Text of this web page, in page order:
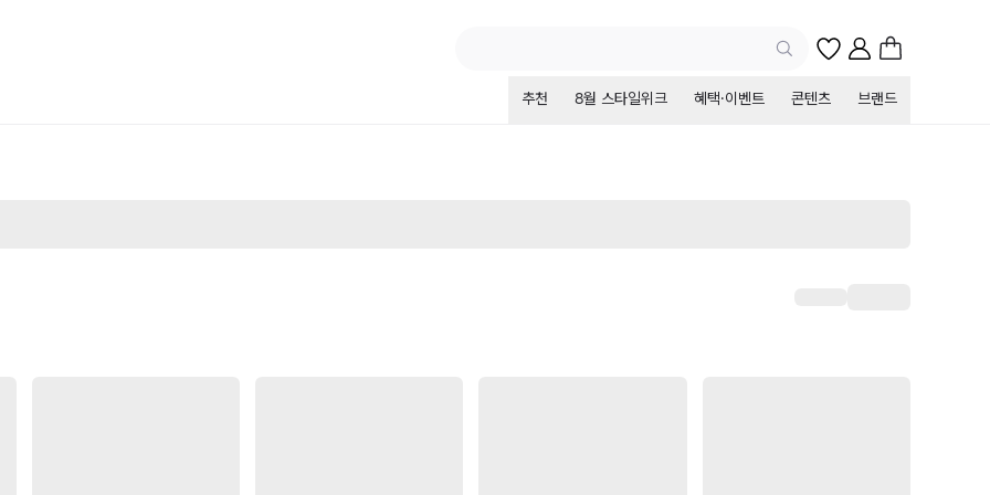
추천 8월 스타일위크 혜택·이벤트 콘텐츠 브랜드